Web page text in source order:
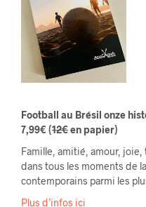
Football au Brésil onze
7,99€ (12€en papier)
Famille, amitié, amour,
dans tous les moments de
contemporains parmi les
Plus d’infos ici